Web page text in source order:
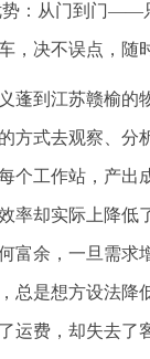
势：从门到门——
，决不误点，随
蓬到江苏赣榆的
方式去观察、分
个工作站，产出
率却实际上降低
富余，一旦需求
总是想方设法降
运费，却失去了